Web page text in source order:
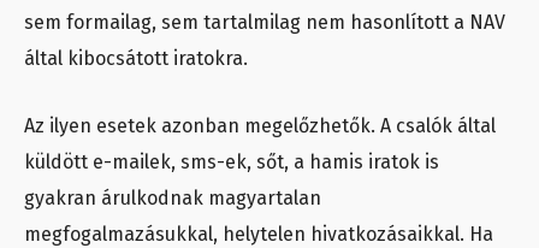
sem formailag, sem tartalmilag nem hasonlított a NAV
által kibocsátott iratokra.
Az ilyen esetek azonban megelőzhetők. A csalók által
küldött e-mailek, sms-ek, sőt, a hamis iratok is
gyakran árulkodnak magyartalan
megfogalmazásukkal, helytelen hivatkozásaikkal. Ha